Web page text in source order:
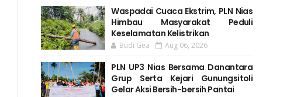
Waspadai Cuaca Ekstrim, PLN Nias
Himbau Masyarakat Peduli
Keselamatan Kelistrikan
Budi Gea Aug 06, 2026
PLN UP3 Nias Bersama Danantara
Grup Serta Kejari Gunungsitoli
Gelar Aksi Bersih-bersih Pantai